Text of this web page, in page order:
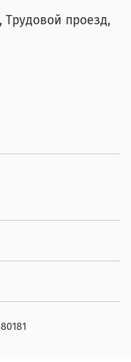
Трудовой проезд,